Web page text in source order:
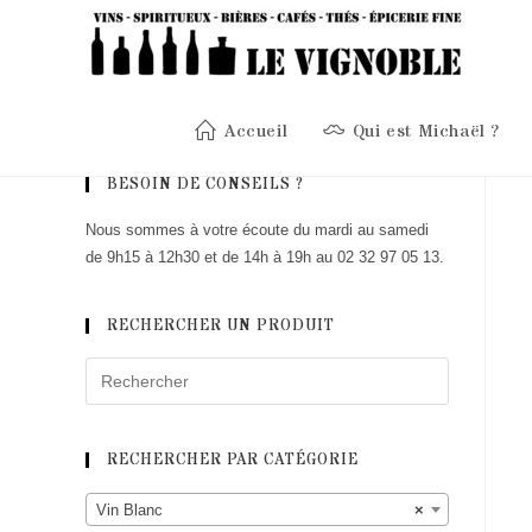
Accueil Qui est Michaël ?
BESOIN DE CONSEILS ?
Nous sommes à votre écoute du mardi au samedi
de 9h15 à 12h30 et de 14h à 19h au 02 32 97 05 13.
RECHERCHER UN PRODUIT
RECHERCHER PAR CATÉGORIE
×
Vin Blanc